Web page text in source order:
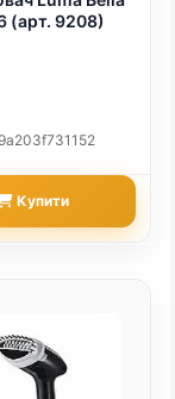
(арт. 9208)
Купити